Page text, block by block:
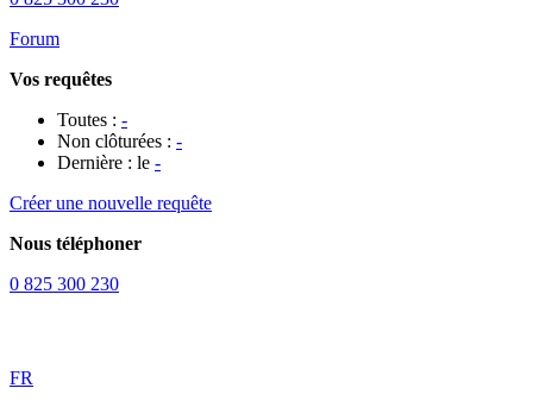
Forum
Vos requêtes
Toutes : -
Non clôturées : -
Dernière : le -
Créer une nouvelle requête
Nous téléphoner
0 825 300 230
FR